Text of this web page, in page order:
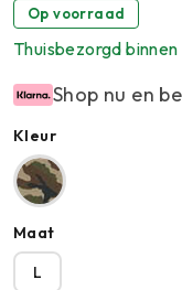
Op voorraad
Thuisbezorgd
Shop nu en
Kleur
Maat
L